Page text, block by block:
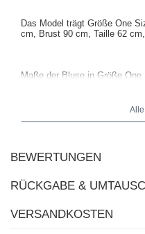
Das Model trägt Größe One
cm, Brust 90 cm, Taille 62
Maße der Bluse in Größe
BEWERTUNGEN
RÜCKGABE &
VERSANDKOSTEN